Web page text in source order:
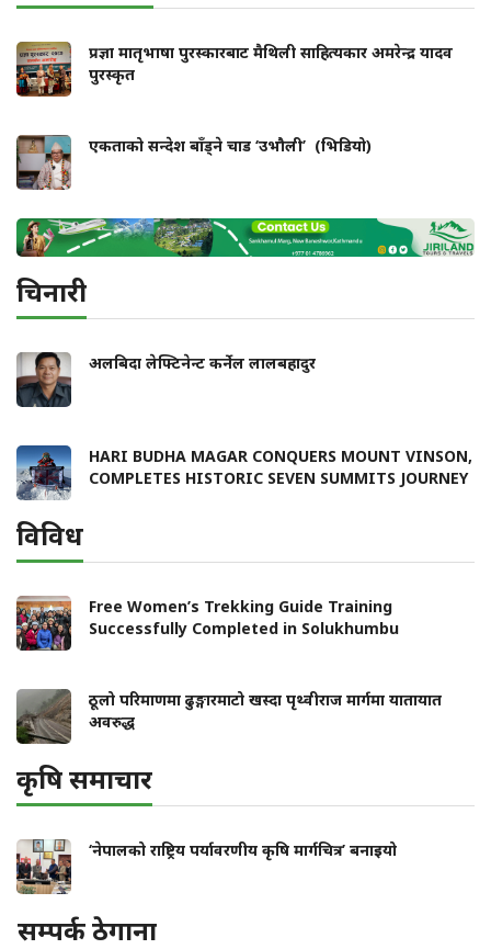
प्रज्ञा मातृभाषा पुरस्कारबाट मैथिली साहित्यकार अमरेन्द्र यादव
पुरस्कृत
एकताको सन्देश बाँड्ने चाड ‘उभौली’ (भिडियो)
चिनारी
अलबिदा लेफ्टिनेन्ट कर्नेल लालबहादुर
HARI BUDHA MAGAR CONQUERS MOUNT VINSON,
COMPLETES HISTORIC SEVEN SUMMITS JOURNEY
विविध
Free Women’s Trekking Guide Training
Successfully Completed in Solukhumbu
ठूलो परिमाणमा ढुङ्गारमाटो खस्दा पृथ्वीराज मार्गमा यातायात
अवरुद्ध
कृषि समाचार
‘नेपालको राष्ट्रिय पर्यावरणीय कृषि मार्गचित्र’ बनाइयो
सम्पर्क ठेगाना